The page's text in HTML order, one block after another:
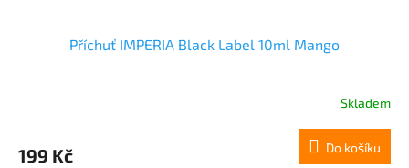
Příchuť IMPERIA Black Label 10ml Mango
Skladem
199 Kč Do košíku